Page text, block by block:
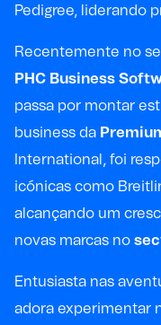
Pedigree, liderando
Recentemente no
PHC Business
passa por montar
business da
International, foi
icónicas como
alcançando um
novas marcas no
Entusiasta nas
adora experimentar